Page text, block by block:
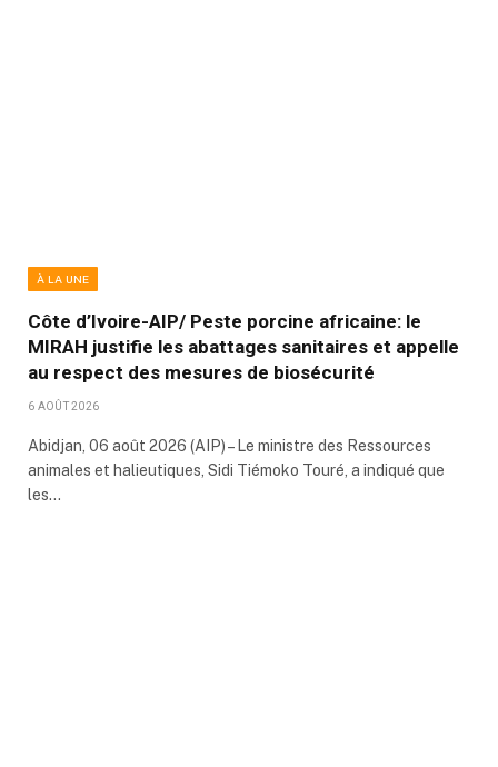
À LA UNE
Côte d’Ivoire-AIP/ Peste porcine africaine: le
MIRAH justifie les abattages sanitaires et appelle
au respect des mesures de biosécurité
6 AOÛT 2026
Abidjan, 06 août 2026 (AIP) – Le ministre des Ressources
animales et halieutiques, Sidi Tiémoko Touré, a indiqué que
les…